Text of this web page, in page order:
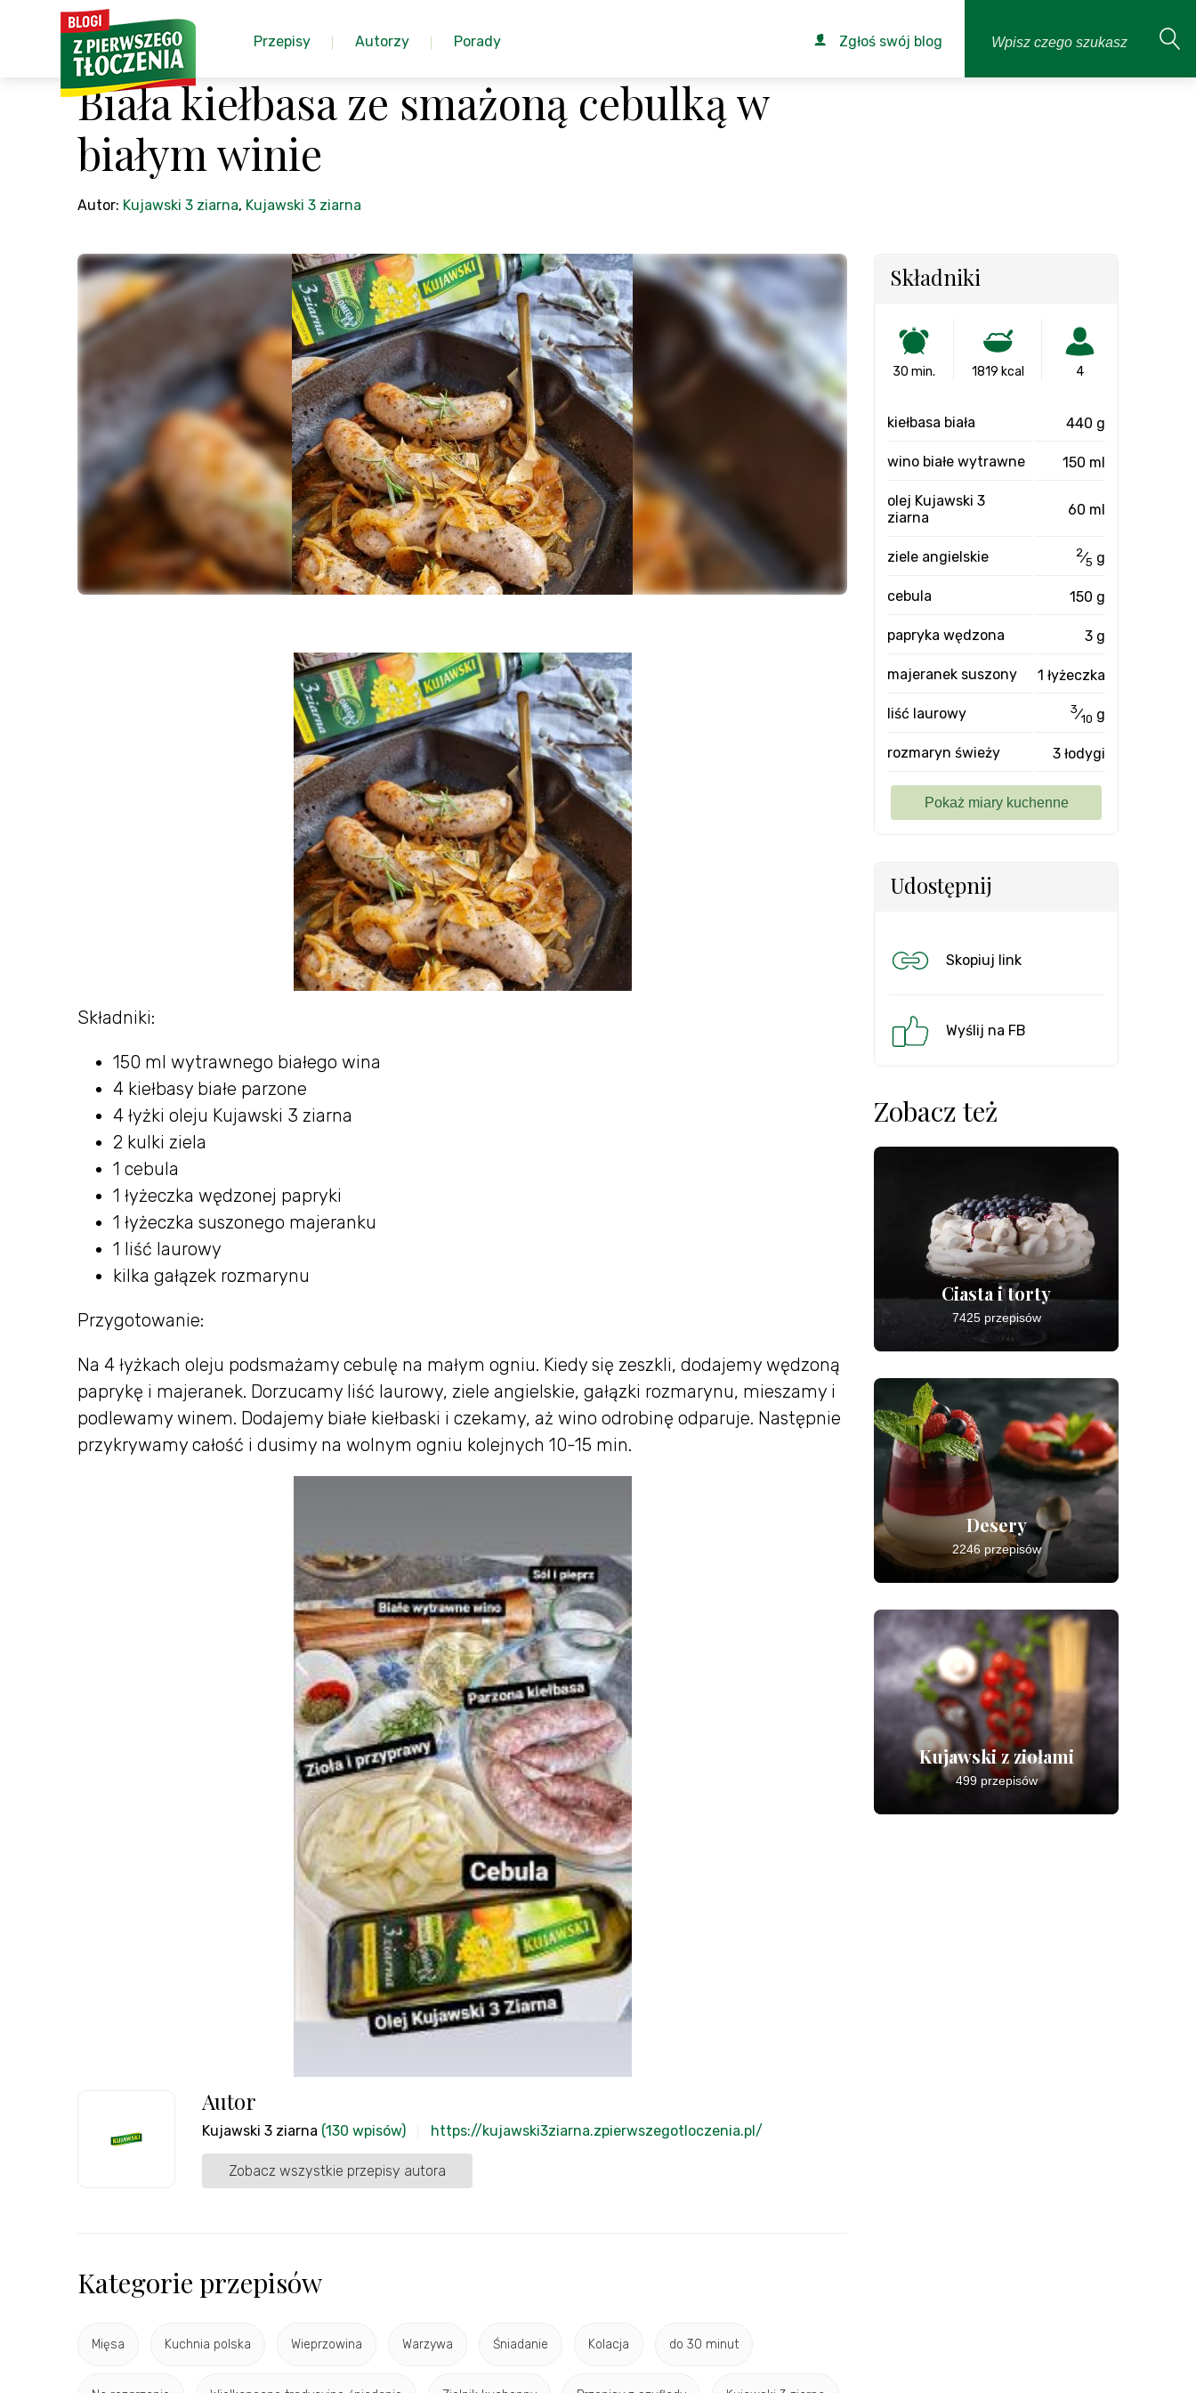
Przepisy Autorzy Porady Zgłoś swój blog
Biała kiełbasa ze smażoną cebulką w
białym winie
Autor: Kujawski 3 ziarna, Kujawski 3 ziarna
Składniki:
150 ml wytrawnego białego wina
4 kiełbasy białe parzone
4 łyżki oleju Kujawski 3 ziarna
2 kulki ziela
1 cebula
1 łyżeczka wędzonej papryki
1 łyżeczka suszonego majeranku
1 liść laurowy
kilka gałązek rozmarynu
Przygotowanie:
Na 4 łyżkach oleju podsmażamy cebulę na małym ogniu. Kiedy się zeszkli, dodajemy wędzoną
paprykę i majeranek. Dorzucamy liść laurowy, ziele angielskie, gałązki rozmarynu, mieszamy i
podlewamy winem. Dodajemy białe kiełbaski i czekamy, aż wino odrobinę odparuje. Następnie
przykrywamy całość i dusimy na wolnym ogniu kolejnych 10-15 min.
Autor
Kujawski 3 ziarna (130 wpisów) https://kujawski3ziarna.zpierwszegotloczenia.pl/
Zobacz wszystkie przepisy autora
Kategorie przepisów
Mięsa Kuchnia polska Wieprzowina Warzywa Śniadanie Kolacja do 30 minut
Składniki
30 min. 1819 kcal 4
kiełbasa biała 440 g
wino białe wytrawne 150 ml
olej Kujawski 3
ziarna
60 ml
ziele angielskie 2⁄5 g
cebula 150 g
papryka wędzona 3 g
majeranek suszony 1 łyżeczka
liść laurowy 3⁄10 g
rozmaryn świeży 3 łodygi
Udostępnij
Skopiuj link
Wyślij na FB
Zobacz też
Ciasta i torty
7425 przepisów
Desery
2246 przepisów
Kujawski z ziołami
499 przepisów